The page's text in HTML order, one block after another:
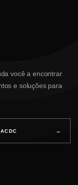
você a encontrar
e soluções para
→